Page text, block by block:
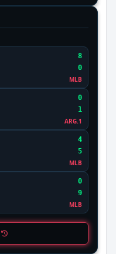
8
0
MLB
0
1
ARG.1
4
5
MLB
0
9
MLB